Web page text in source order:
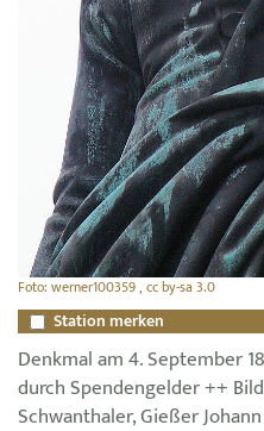
Foto: werner100359 , cc by-sa 3.0
Station merken
Denkmal am 4. September
durch Spendengelder ++
Schwanthaler, Gießer